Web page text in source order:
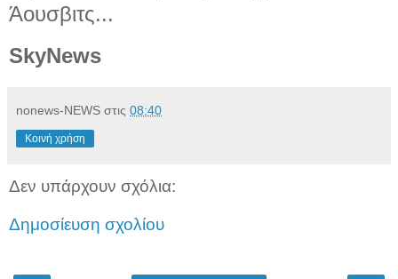
Άουσβιτς...
SkyNews
nonews-NEWS στις 08:40
Κοινή χρήση
Δεν υπάρχουν σχόλια:
Δημοσίευση σχολίου